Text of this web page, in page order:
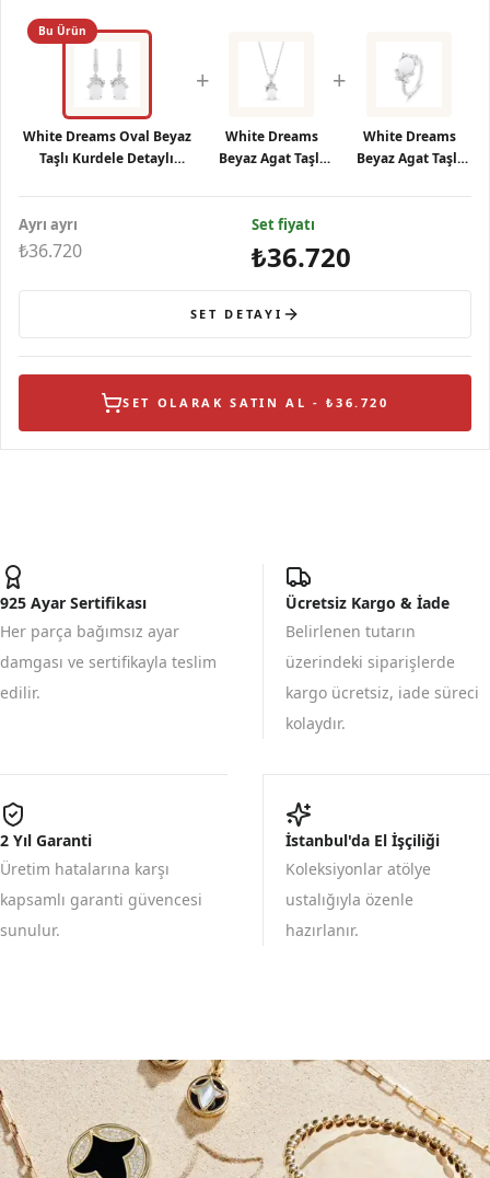
Bu Ürün
White Dreams Oval Beyaz
Taşlı Kurdele Detaylı
+
White Dreams
Beyaz Agat Taşlı
+
White Dreams
Beyaz Agat Taşlı
Ayrı ayrı
₺36.720
Set fiyatı
₺36.720
SET DETAYI
SET OLARAK SATIN AL - ₺36.720
925 Ayar Sertifikası
Her parça bağımsız ayar
damgası ve sertifikayla teslim
edilir.
Ücretsiz Kargo & İade
Belirlenen tutarın
üzerindeki siparişlerde
kargo ücretsiz, iade süreci
kolaydır.
2 Yıl Garanti
Üretim hatalarına karşı
kapsamlı garanti güvencesi
sunulur.
İstanbul'da El İşçiliği
Koleksiyonlar atölye
ustalığıyla özenle
hazırlanır.